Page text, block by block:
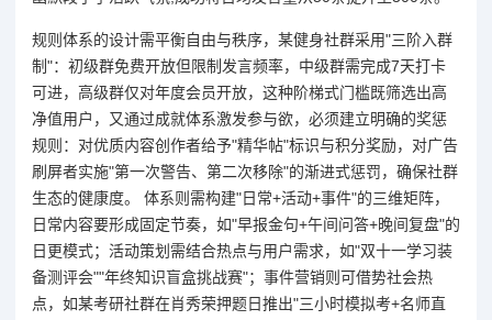
规则体系的设计需平衡自由与秩序，某健身社群采用"三阶入群
制"：初级群免费开放但限制发言频率，中级群需完成7天打卡
可进，高级群仅对年度会员开放，这种阶梯式门槛既筛选出高
净值用户，又通过成就体系激发参与欲，必须建立明确的奖惩
规则：对优质内容创作者给予"精华帖"标识与积分奖励，对广告
刷屏者实施"第一次警告、第二次移除"的渐进式惩罚，确保社群
生态的健康度。 体系则需构建"日常+活动+事件"的三维矩阵，
日常内容要形成固定节奏，如"早报金句+午间问答+晚间复盘"的
日更模式；活动策划需结合热点与用户需求，如"双十一学习装
备测评会""年终知识盲盒挑战赛"；事件营销则可借势社会热
点，如某考研社群在肖秀荣押题日推出"三小时模拟考+名师直